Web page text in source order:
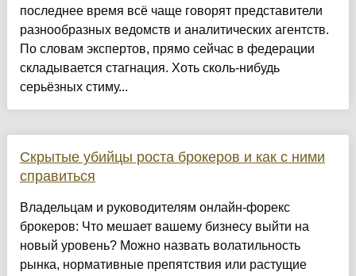
последнее время всё чаще говорят представители
разнообразных ведомств и аналитических агентств.
По словам экспертов, прямо сейчас в федерации
складывается стагнация. Хоть сколь-нибудь
серьёзных стиму...
Скрытые убийцы роста брокеров и как с ними
справиться
Владельцам и руководителям онлайн-форекс
брокеров: Что мешает вашему бизнесу выйти на
новый уровень? Можно назвать волатильность
рынка, нормативные препятствия или растущие